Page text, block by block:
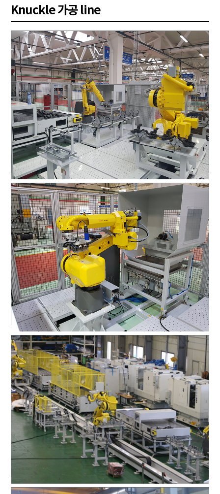
Knuckle 가공 line